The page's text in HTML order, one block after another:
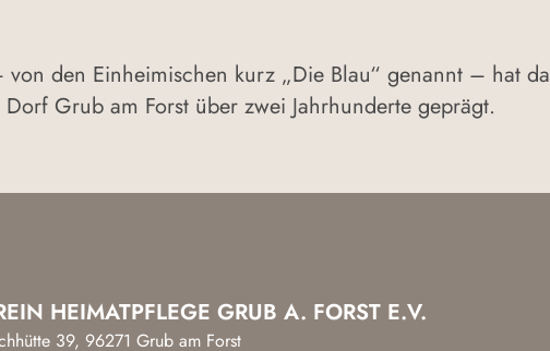
den Einheimischen kurz „Die Blau“ genannt – hat
Grub am Forst über zwei Jahrhunderte geprägt.
HEIMATPFLEGE GRUB A. FORST E.V.
39, 96271 Grub am Forst